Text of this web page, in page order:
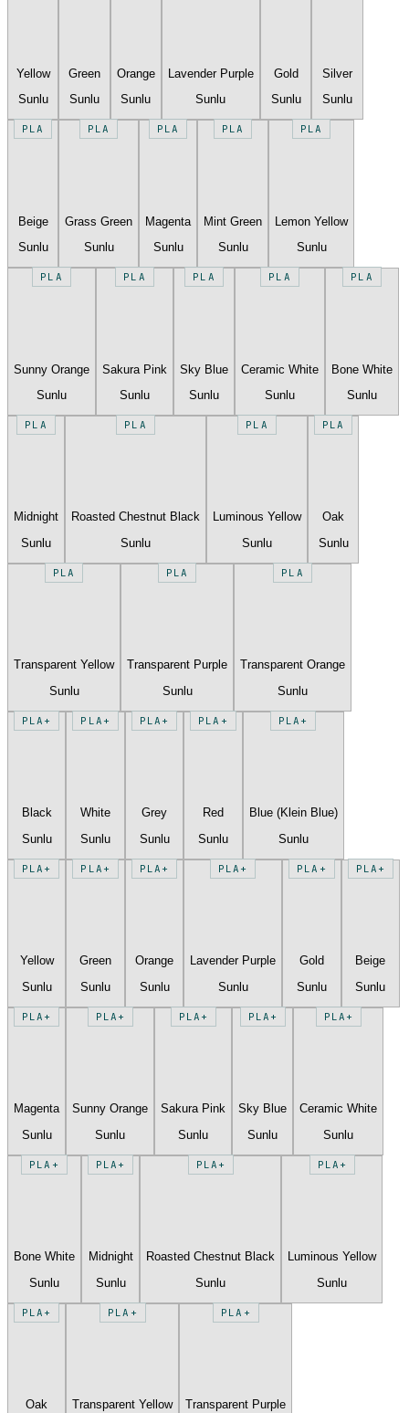
Yellow
Sunlu
Green
Sunlu
Orange
Sunlu
Lavender Purple
Sunlu
Gold
Sunlu
Silver
Sunlu
PLA
Beige
Sunlu
PLA
Grass Green
Sunlu
PLA
Magenta
Sunlu
PLA
Mint Green
Sunlu
PLA
Lemon Yellow
Sunlu
PLA
Sunny Orange
Sunlu
PLA
Sakura Pink
Sunlu
PLA
Sky Blue
Sunlu
PLA
Ceramic White
Sunlu
PLA
Bone White
Sunlu
PLA
Midnight
Sunlu
PLA
Roasted Chestnut Black
Sunlu
PLA
Luminous Yellow
Sunlu
PLA
Oak
Sunlu
PLA
Transparent Yellow
Sunlu
PLA
Transparent Purple
Sunlu
PLA
Transparent Orange
Sunlu
PLA+
Black
Sunlu
PLA+
White
Sunlu
PLA+
Grey
Sunlu
PLA+
Red
Sunlu
PLA+
Blue (Klein Blue)
Sunlu
PLA+
Yellow
Sunlu
PLA+
Green
Sunlu
PLA+
Orange
Sunlu
PLA+
Lavender Purple
Sunlu
PLA+
Gold
Sunlu
PLA+
Beige
Sunlu
PLA+
Magenta
Sunlu
PLA+
Sunny Orange
Sunlu
PLA+
Sakura Pink
Sunlu
PLA+
Sky Blue
Sunlu
PLA+
Ceramic White
Sunlu
PLA+
Bone White
Sunlu
PLA+
Midnight
Sunlu
PLA+
Roasted Chestnut Black
Sunlu
PLA+
Luminous Yellow
Sunlu
PLA+
Oak
PLA+
Transparent Yellow
PLA+
Transparent Purple